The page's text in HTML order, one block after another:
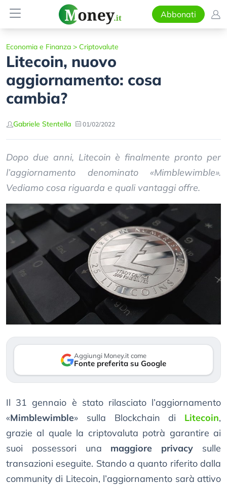
Abbonati
Economia e Finanza > Criptovalute
Litecoin, nuovo
aggiornamento: cosa
cambia?
Gabriele Stentella 01/02/2022
Dopo due anni, Litecoin è finalmente pronto per
l’aggiornamento denominato «Mimblewimble».
Vediamo cosa riguarda e quali vantaggi offre.
Aggiungi Money.it come
Fonte preferita su Google
Il 31 gennaio è stato rilasciato l’aggiornamento
«Mimblewimble» sulla Blockchain di Litecoin,
grazie al quale la criptovaluta potrà garantire ai
suoi possessori una maggiore privacy sulle
transazioni eseguite. Stando a quanto riferito dalla
community di Litecoin, l’aggiornamento sarà attivo